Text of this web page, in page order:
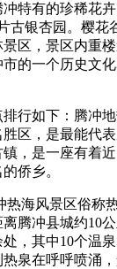
特有的珍稀花
古银杏园。樱花
区，景区内重楼
的一个历史文
行如下：腾冲
区，是最能代
，是一座有着
侨乡。
热海风景区俗称
腾冲县城约10
处，其中10个温
泉在呼呼喷涌，